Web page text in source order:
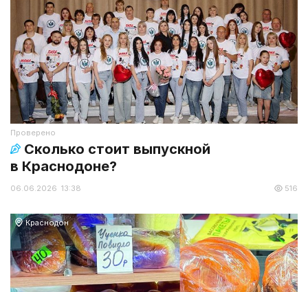
Проверено
Сколько стоит выпускной
в Краснодоне?
06.06.2026 13:38 516
Краснодон